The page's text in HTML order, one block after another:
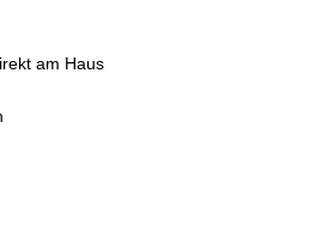
am Haus